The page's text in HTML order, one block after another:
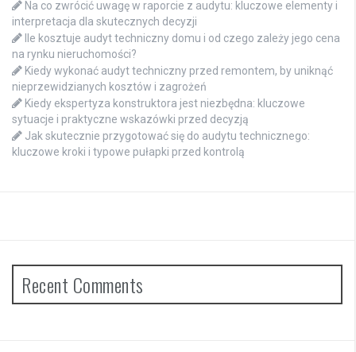
Na co zwrócić uwagę w raporcie z audytu: kluczowe elementy i
interpretacja dla skutecznych decyzji
Ile kosztuje audyt techniczny domu i od czego zależy jego cena
na rynku nieruchomości?
Kiedy wykonać audyt techniczny przed remontem, by uniknąć
nieprzewidzianych kosztów i zagrożeń
Kiedy ekspertyza konstruktora jest niezbędna: kluczowe
sytuacje i praktyczne wskazówki przed decyzją
Jak skutecznie przygotować się do audytu technicznego:
kluczowe kroki i typowe pułapki przed kontrolą
Recent Comments